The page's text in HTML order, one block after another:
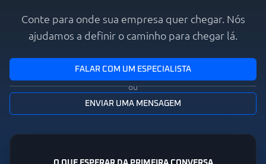
Conte para onde sua empresa quer chegar. Nós
ajudamos a definir o caminho para chegar lá.
FALAR COM UM ESPECIALISTA
ou
ENVIAR UMA MENSAGEM